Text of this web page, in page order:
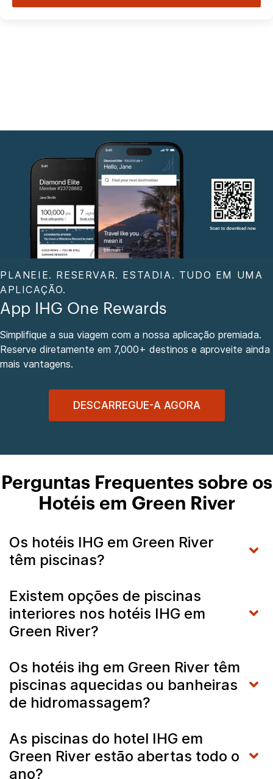
PLANEIE. RESERVAR. ESTADIA. TUDO EM UMA
APLICAÇÃO.
App IHG One Rewards
Simplifique a sua viagem com a nossa aplicação premiada.
Reserve diretamente em 7,000+ destinos e aproveite ainda
mais vantagens.
DESCARREGUE-A AGORA
Perguntas Frequentes sobre os
Hotéis em Green River
Os hotéis IHG em Green River
têm piscinas?
Existem opções de piscinas
interiores nos hotéis IHG em
Green River?
Os hotéis ihg em Green River têm
piscinas aquecidas ou banheiras
de hidromassagem?
As piscinas do hotel IHG em
Green River estão abertas todo o
ano?